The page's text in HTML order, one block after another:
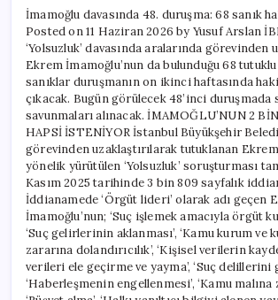
İmamoğlu davasında 48. duruşma: 68 sanık
Posted on 11 Haziran 2026 by Yusuf Arslan
‘Yolsuzluk’ davasında aralarında görevinden
Ekrem İmamoğlu’nun da bulunduğu 68
sanıklar duruşmanın on ikinci haftasında
çıkacak. Bugün görülecek 48’inci duruşmada
savunmaları alınacak. İMAMOĞLU’NUN 2
HAPSİ İSTENİYOR İstanbul Büyükşehir
görevinden uzaklaştırılarak tutuklanan
yönelik yürütülen ‘Yolsuzluk’ soruşturması
Kasım 2025 tarihinde 3 bin 809 sayfalık
İddianamede ‘Örgüt lideri’ olarak adı geçen
İmamoğlu’nun; ‘Suç işlemek amacıyla örgüt
‘Suç gelirlerinin aklanması’, ‘Kamu kurum ve
zararına dolandırıcılık’, ‘Kişisel verilerin
verileri ele geçirme ve yayma’, ‘Suç delillerini
‘Haberleşmenin engellenmesi’, ‘Kamu malına